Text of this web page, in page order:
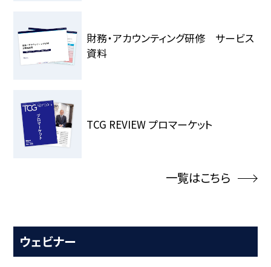
財務・アカウンティング研修 サービス
資料
TCG REVIEW プロマーケット
一覧はこちら
ウェビナー